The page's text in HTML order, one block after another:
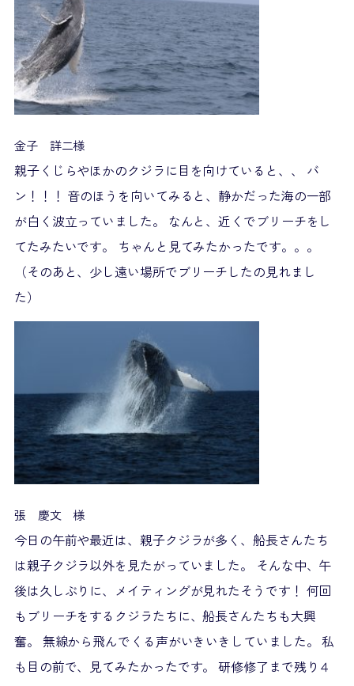
金子 詳二様
親子くじらやほかのクジラに目を向けていると、、 バ
ン！！！ 音のほうを向いてみると、静かだった海の一部
が白く波立っていました。 なんと、近くでブリーチをし
てたみたいです。 ちゃんと見てみたかったです。。。
（そのあと、少し遠い場所でブリーチしたの見れまし
た）
張 慶文 様
今日の午前や最近は、親子クジラが多く、船長さんたち
は親子クジラ以外を見たがっていました。 そんな中、午
後は久しぶりに、メイティングが見れたそうです！ 何回
もブリーチをするクジラたちに、船長さんたちも大興
奮。 無線から飛んでくる声がいきいきしていました。 私
も目の前で、見てみたかったです。 研修修了まで残り４